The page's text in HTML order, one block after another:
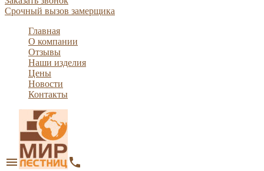
Срочный вызов замерщика
Главная
О компании
Отзывы
Наши изделия
Цены
Новости
Контакты
menu phone